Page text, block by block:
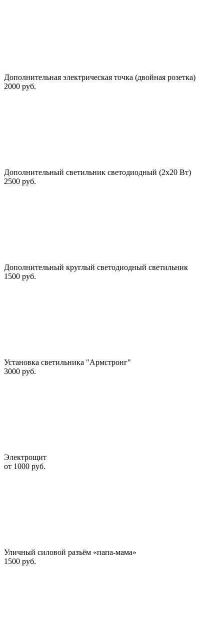
Дополнительная электрическая точка (двойная розетка)
2000 руб.
Дополнительный светильник светодиодный (2х20 Вт)
2500 руб.
Дополнительный круглый светодиодный светильник
1500 руб.
Установка светильника "Армстронг"
3000 руб.
Электрощит
от 1000 руб.
Уличный силовой разъём «папа-мама»
1500 руб.